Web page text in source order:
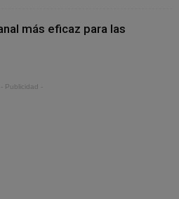
más eficaz para las
- Publicidad -